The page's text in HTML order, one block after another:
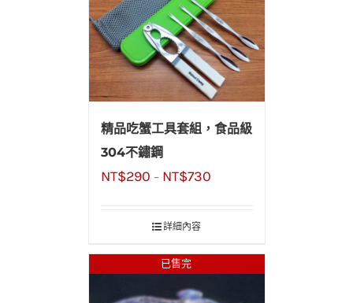
精品吃蟹工具套組，食品級
304不鏽鋼
NT$290 – NT$730
詳細內容
已售完